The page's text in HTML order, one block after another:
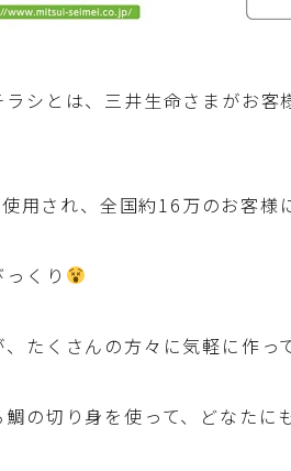
和菓子
ど)
シとは、三井生命さまがお
用され、全国約16万のお客様
くり
たくさんの方々に気軽に作
の切り身を使って、どなたに